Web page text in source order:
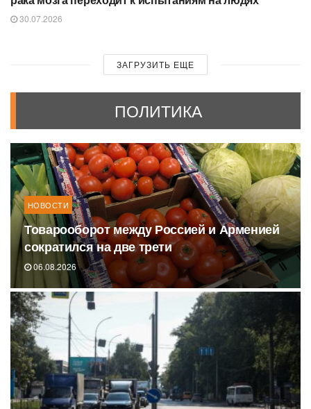
30.07.2026
ЗАГРУЗИТЬ ЕЩЕ
ПОЛИТИКА
НОВОСТИ
Товарооборот между Россией и Арменией
сократился на две трети
06.08.2026